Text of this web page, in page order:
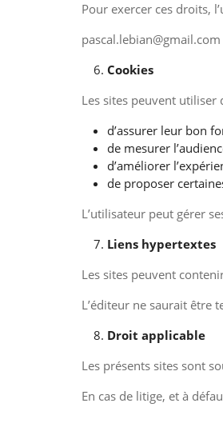
Pour exercer ces droits,
pascal.lebian@gmail.com
Cookies
Les sites peuvent utiliser
d’assurer leur bon
de mesurer
d’améliorer
de proposer
L’utilisateur peut gérer
Liens hypertextes
Les sites peuvent
L’éditeur ne saurait être
Droit applicable
Les présents sites sont
En cas de litige, et à